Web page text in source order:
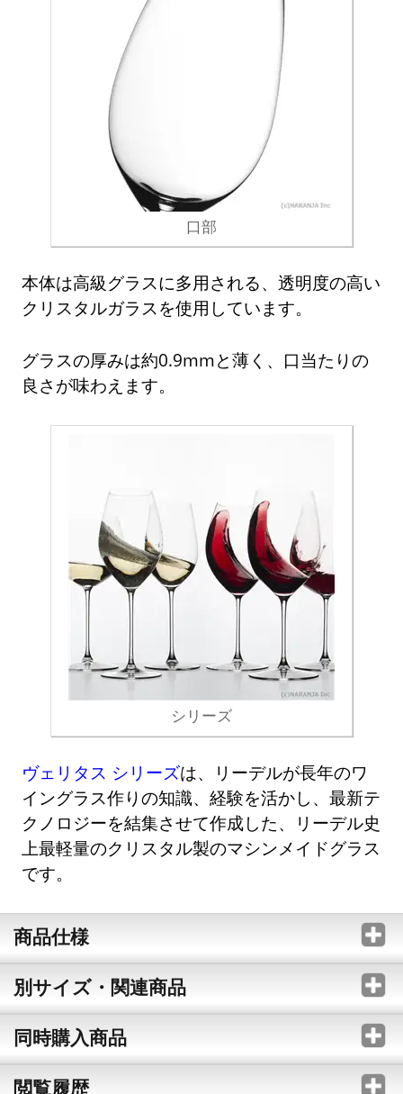
口部
本体は高級グラスに多用される、透明度の高い
クリスタルガラスを使用しています。
グラスの厚みは約0.9mmと薄く、口当たりの
良さが味わえます。
シリーズ
ヴェリタス シリーズは、リーデルが長年のワ
イングラス作りの知識、経験を活かし、最新テ
クノロジーを結集させて作成した、リーデル史
上最軽量のクリスタル製のマシンメイドグラス
です。
商品仕様
別サイズ・関連商品
同時購入商品
閲覧履歴